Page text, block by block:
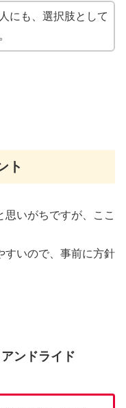
にも、選択肢として
ト
いがちですが、ここ
すいので、事前に方針
ンドライド